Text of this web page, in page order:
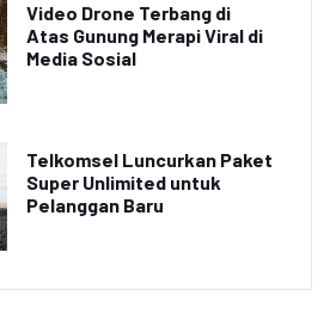
Video Drone Terbang di
Atas Gunung Merapi Viral di
Media Sosial
Telkomsel Luncurkan Paket
Super Unlimited untuk
Pelanggan Baru